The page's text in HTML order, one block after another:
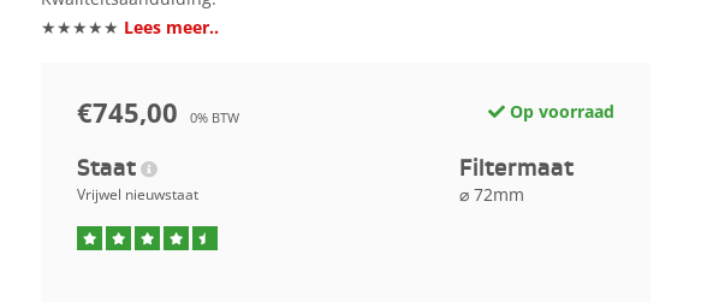
★★★★★ Lees meer..
€745,00 0% BTW Op voorraad
Staat
Vrijwel nieuwstaat
Filtermaat
⌀ 72mm